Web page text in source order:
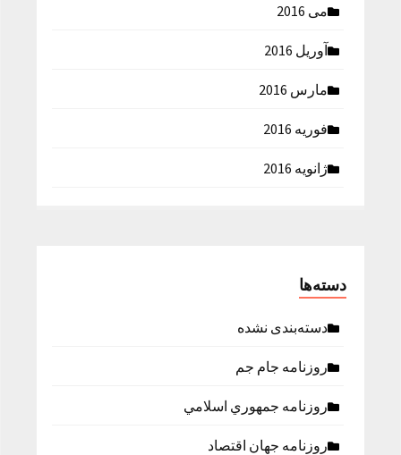
می 2016
آوریل 2016
مارس 2016
فوریه 2016
ژانویه 2016
دسته‌ها
دسته‌بندی نشده
روزنامه جام جم
روزنامه جمهوري اسلامي
روزنامه جهان اقتصاد